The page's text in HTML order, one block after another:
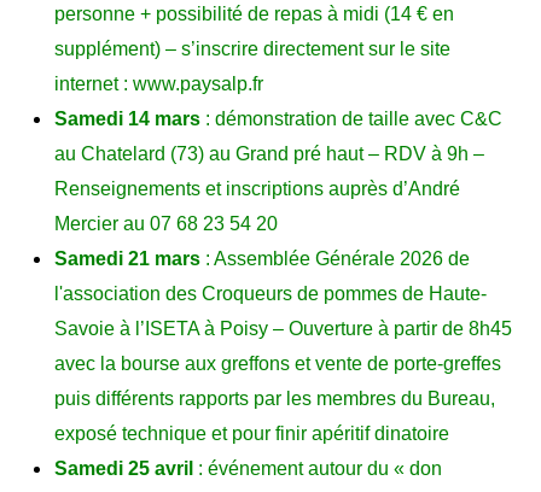
personne + possibilité de repas à midi (14 € en
supplément) – s’inscrire directement sur le site
internet : www.paysalp.fr
Samedi 14 mars : démonstration de taille avec C&C
au Chatelard (73) au Grand pré haut – RDV à 9h –
Renseignements et inscriptions auprès d’André
Mercier au 07 68 23 54 20
Samedi 21 mars : Assemblée Générale 2026 de
l'association des Croqueurs de pommes de Haute-
Savoie à l’ISETA à Poisy – Ouverture à partir de 8h45
avec la bourse aux greffons et vente de porte-greffes
puis différents rapports par les membres du Bureau,
exposé technique et pour finir apéritif dinatoire
Samedi 25 avril : événement autour du « don